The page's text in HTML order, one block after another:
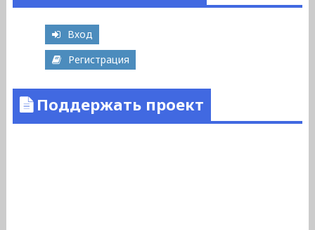
Вход
Регистрация
Поддержать проект